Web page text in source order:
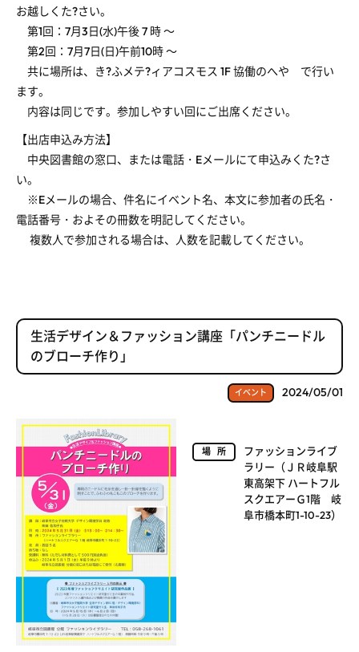
お越しくた?さい。
第1回：7月3日(水)午後 7 時 ～
第2回：7月7日(日)午前10時 ～
共に場所は、き?ふメテ?ィアコスモス 1F 協働のへや で行い
ます。
内容は同じです。参加しやすい回にご出席ください。
【出店申込み方法】
中央図書館の窓口、または電話・Eメールにて申込みくた?さ
い。
※Eメールの場合、件名にイベント名、本文に参加者の氏名・
電話番号・およその冊数を明記してください。
複数人で参加される場合は、人数を記載してください。
生活デザイン＆ファッション講座「パンチニードル
のブローチ作り」
イベント 2024/05/01
場所
ファッションライブ
ラリー（ＪＲ岐阜駅
東高架下 ハートフル
スクエアーＧ1階 岐
阜市橋本町1-10-23）